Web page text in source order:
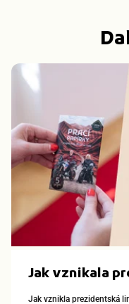
Jak vznikala
Jak vznikla prezidentská